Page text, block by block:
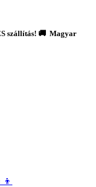
szállítás! 🚚 Magyar